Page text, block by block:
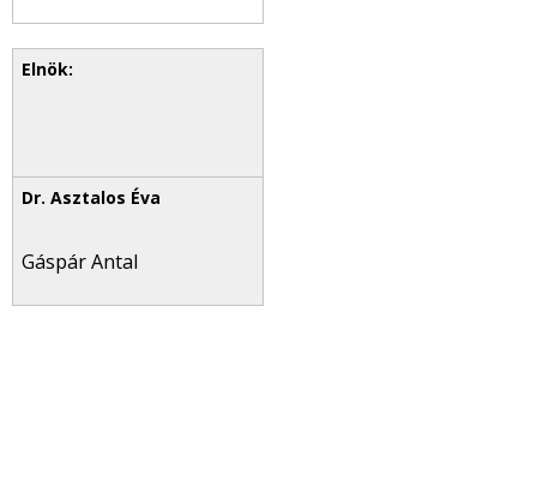
Gáspár Antal